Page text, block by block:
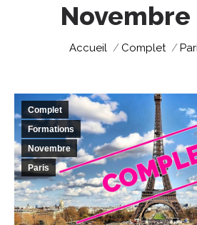
Novembre
Vous êtes ici :
Accueil Complet
Complet
Formations
Novembre
Paris